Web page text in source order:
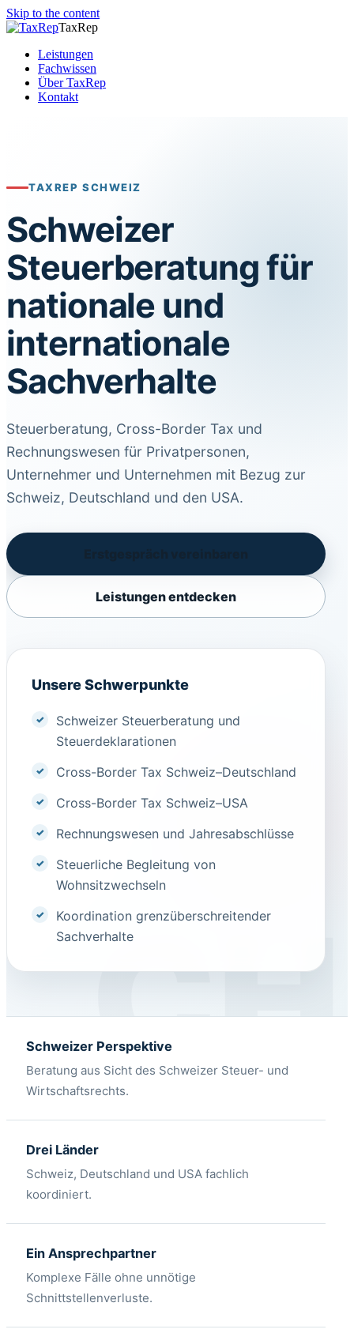
Skip to the content
TaxRep
Leistungen
Fachwissen
Über TaxRep
Kontakt
TAXREP SCHWEIZ
Schweizer
Steuerberatung für
nationale und
internationale
Sachverhalte
Steuerberatung, Cross-Border Tax und
Rechnungswesen für Privatpersonen,
Unternehmer und Unternehmen mit Bezug zur
Schweiz, Deutschland und den USA.
Leistungen entdecken
Unsere Schwerpunkte
Schweizer Steuerberatung und
Steuerdeklarationen
Cross-Border Tax Schweiz–Deutschland
Cross-Border Tax Schweiz–USA
Rechnungswesen und Jahresabschlüsse
Steuerliche Begleitung von
Wohnsitzwechseln
Koordination grenzüberschreitender
Sachverhalte
Schweizer Perspektive
Beratung aus Sicht des Schweizer Steuer- und
Wirtschaftsrechts.
Drei Länder
Schweiz, Deutschland und USA fachlich
koordiniert.
Ein Ansprechpartner
Komplexe Fälle ohne unnötige
Schnittstellenverluste.